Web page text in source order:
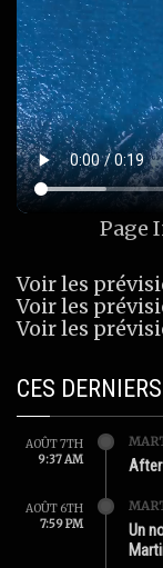
Page
Voir les
Voir les
Voir les
CES
AOÛT 7TH
9:37 AM
AOÛT 6TH
7:59 PM
Un